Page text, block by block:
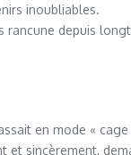
inoubliables.
depuis
en mode «
sincèrement,